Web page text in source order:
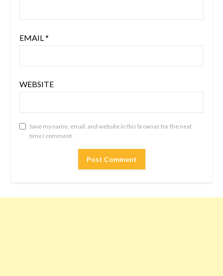
EMAIL*
WEBSITE
Save my name, email, and website in this browser for the next
time I comment.